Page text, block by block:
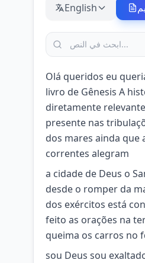
English
Olá queridos eu
livro de Gênesis A
diretamente
presente nas
dos mares ainda que
correntes alegram
a cidade de Deus o
desde o romper da
dos exércitos está
feito as orações na
queima os carros no
sou Deus sou